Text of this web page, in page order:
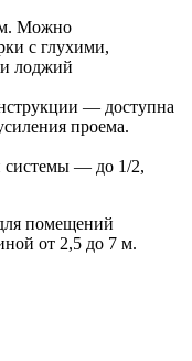
м. Можно
с глухими,
и лоджий
— доступна
проема.
системы — до 1/2,
помещений
от 2,5 до 7 м.